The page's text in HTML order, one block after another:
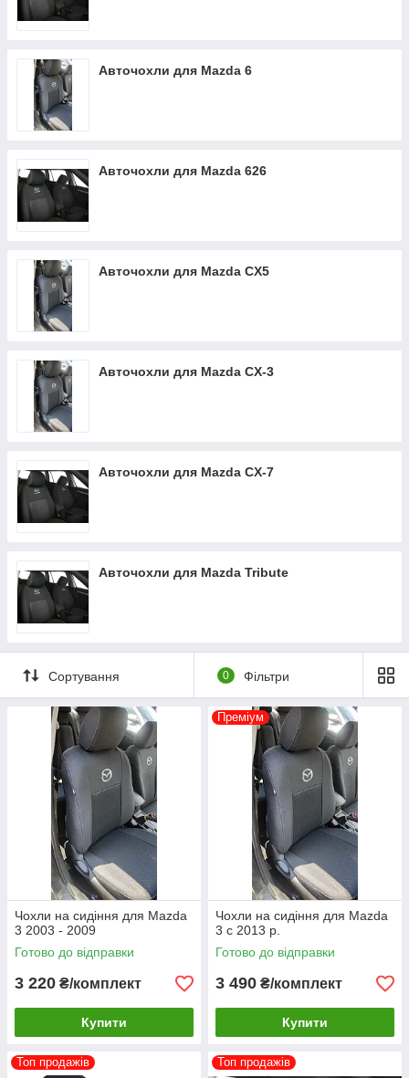
Авточохли для Mazda 6
Авточохли для Mazda 626
Авточохли для Mazda CX5
Авточохли для Mazda CX-3
Авточохли для Mazda CX-7
Авточохли для Mazda Tribute
Сортування 0 Фільтри
Чохли на сидіння для Mazda
3 2003 - 2009
Готово до відправки
3 220 ₴/комплект
Купити
Преміум
Чохли на сидіння для Mazda
3 с 2013 р.
Готово до відправки
3 490 ₴/комплект
Купити
Топ продажів Топ продажів